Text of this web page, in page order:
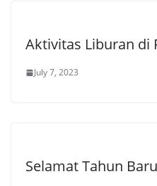
Aktivitas Liburan di
July 7, 2023
Selamat Tahun